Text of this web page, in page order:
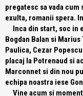
pregatesc sa vada
exulta, romanii spera.
Inca din start, soc in
Bogdan Balan si
Paulica, Cezar
placaj la Potrenaud si
Marconnet si din nou
echipa noastra iese
Vine acum si